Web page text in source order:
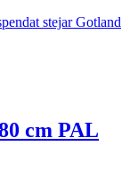
cm PAL